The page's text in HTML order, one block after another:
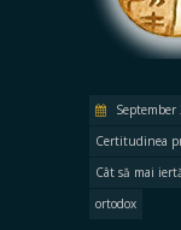
Certitudinea
Cât să mai
ortodox